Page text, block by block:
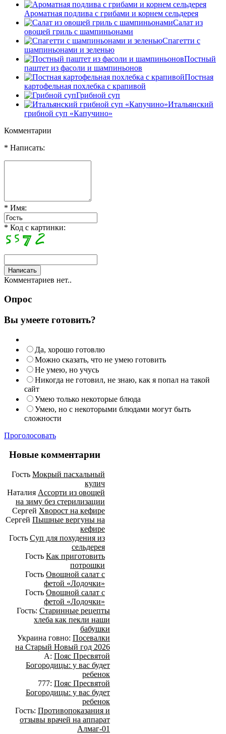
Ароматная подлива с грибами и корнем сельдерея
Cалат из
овощей гриль с шампиньонами
Спагетти с
шампиньонами и зеленью
Постный
паштет из фасоли и шампиньонов
Постная
картофельная похлебка с крапивой
Грибной суп
Итальянский
грибной суп «Капучино»
Комментарии
* Написать:
* Имя:
* Код с картинки:
Комментариев нет..
Опрос
Вы умеете готовить?
Да, хорошо готовлю
Можно сказать, что не умею готовить
Не умею, но учусь
Никогда не готовил, не знаю, как я попал на такой
сайт
Умею только некоторые блюда
Умею, но с некоторыми блюдами могут быть
сложности
Проголосовать
Новые комментарии
Гость Мокрый пасхальный
кулич
Наталия Ассорти из овощей
на зиму без стерилизации
Сергей Хворост на кефире
Сергей Пышные вергуны на
кефире
Гость Суп для похудения из
сельдерея
Гость Как приготовить
потрошки
Гость Овощной салат с
фетой «Лодочки»
Гость Овощной салат с
фетой «Лодочки»
Гость: Старинные рецепты
хлеба как пекли наши
бабушки
Украина говно: Посевалки
на Старый Новый год 2026
А: Пояс Пресвятой
Богородицы: у вас будет
ребенок
777: Пояс Пресвятой
Богородицы: у вас будет
ребенок
Гость: Противопоказания и
отзывы врачей на аппарат
Алмаг-01